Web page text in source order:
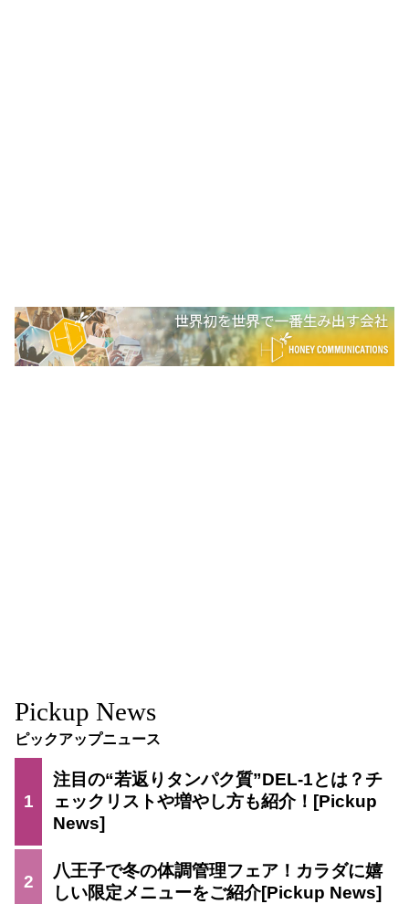
Pickup News
ピックアップニュース
1
注目の“若返りタンパク質”DEL-1とは？チ
ェックリストや増やし方も紹介！
2
八王子で冬の体調管理フェア！カラダに嬉
しい限定メニューをご紹介